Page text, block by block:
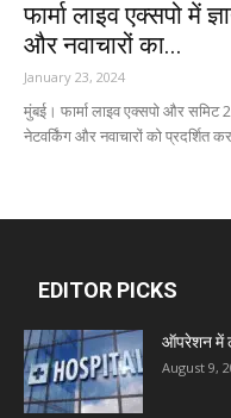
फार्मा लाइव एक्सपो में
और नवाचारों का...
January 23, 2024
मुंबई। फार्मा लाइव एक्सपो और समिट
नेटवर्किंग और नवाचारों को प्रदर्शित
EDITOR PICKS
ऑपरेशन में
August 9,